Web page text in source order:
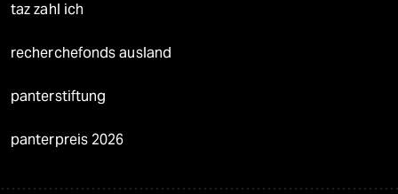
taz zahl ich
recherchefonds ausland
panterstiftung
panterpreis 2026